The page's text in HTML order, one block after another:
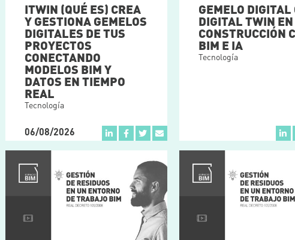
ITWIN (QUÉ ES) CREA
Y GESTIONA GEMELOS
DIGITALES DE TUS
PROYECTOS
CONECTANDO
MODELOS BIM Y
DATOS EN TIEMPO
REAL
Tecnología
06/08/2026
GEMELO DIGITAL
DIGITAL TWIN EN
CONSTRUCCIÓN
BIM E IA
Tecnología